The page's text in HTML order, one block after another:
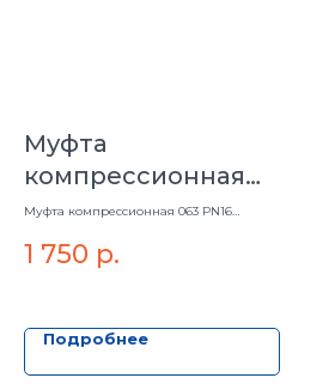
Муфта
компрессионная
063 PN16 UNIDELTA
Муфта компрессионная 063 PN16
1 750 р.
Подробнее